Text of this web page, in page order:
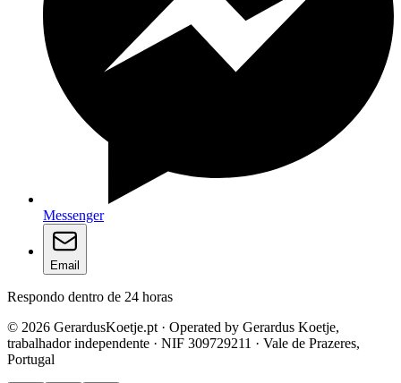
Messenger
Email
Respondo dentro de 24 horas
© 2026 GerardusKoetje.pt · Operated by Gerardus Koetje,
trabalhador independente · NIF 309729211 · Vale de Prazeres,
Portugal